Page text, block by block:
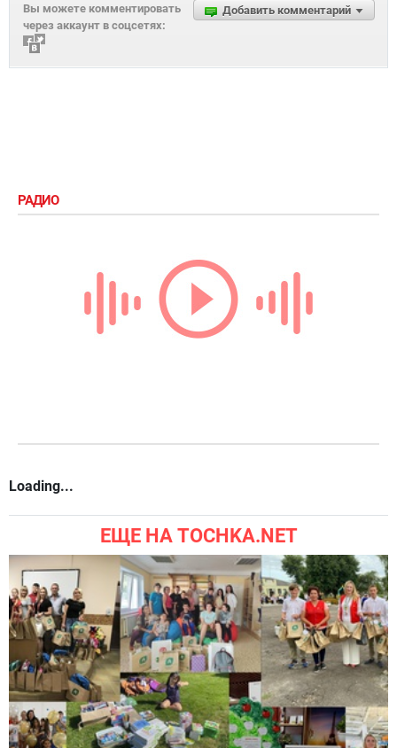
Добавить комментарий
Вы можете комментировать
через аккаунт в соцсетях:
РАДИО
Loading...
ЕЩЕ НА TOCHKA.NET